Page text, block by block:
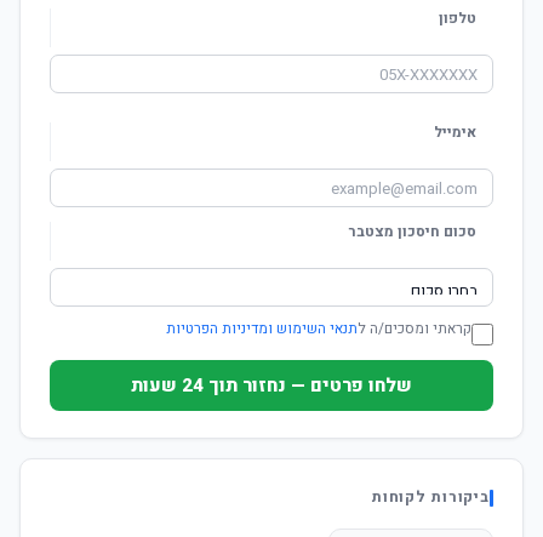
טלפון
אימייל
סכום חיסכון מצטבר
קראתי ומסכים/ה לתנאי השימוש ומדיניות הפרטיות
שלחו פרטים — נחזור תוך 24 שעות
ביקורות לקוחות